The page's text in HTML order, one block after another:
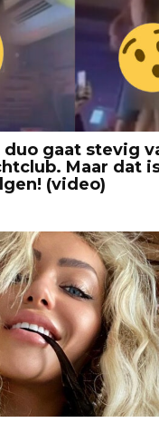
gaat stevig
Maar dat
(video)